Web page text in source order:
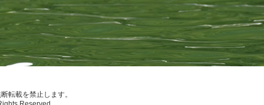
転載を禁止します。